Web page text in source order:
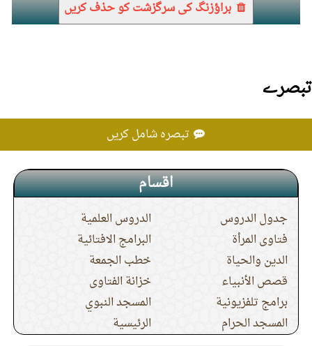
براؤزنگ کی سرگزشت کو حذف کریں
تبصرے
تبصرہ شامل کریں
اقسام
جدول الدروس
الدروس العلمية
فتاوى المرأة
البرامج الافتائية
الدين والحياة
خطب الجمعة
قصص الأنبياء
خزانة الفتاوى
برامج تلفزيونية
المسجد النبوي
المسجد الحرام
الرئيسية